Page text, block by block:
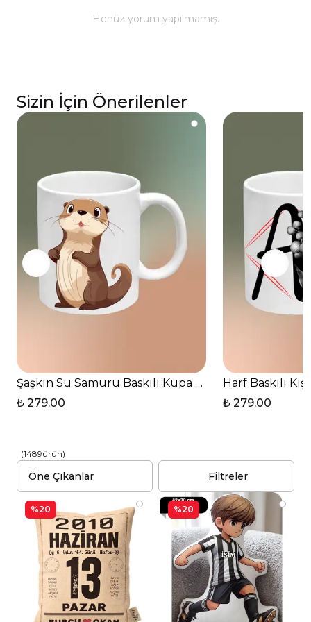
yıkanması önerilmektedir.
Henüz yorum yapılmamış.
Sizin İçin Önerilenler
Şaşkın Su Samuru Baskılı Kupa Bardak Çay Kahve
₺ 279.00
Harf Baskılı
₺ 279.00
(1489ürün)
Filtreler
%20 %20